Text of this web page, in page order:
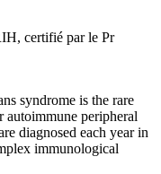
certifié par le Pr
syndrome is the rare
autoimmune peripheral
diagnosed each year in
immunological